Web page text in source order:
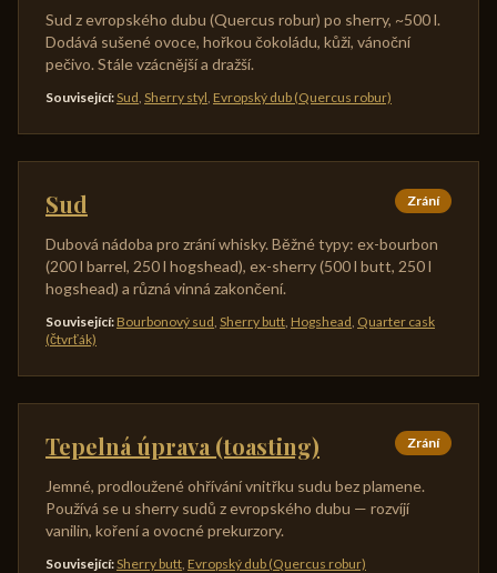
Sud z evropského dubu (Quercus robur) po sherry, ~500 l.
Dodává sušené ovoce, hořkou čokoládu, kůži, vánoční
pečivo. Stále vzácnější a dražší.
Související:Sud, Sherry styl, Evropský dub (Quercus robur)
Sud Zrání
Dubová nádoba pro zrání whisky. Běžné typy: ex-bourbon
(200 l barrel, 250 l hogshead), ex-sherry (500 l butt, 250 l
hogshead) a různá vinná zakončení.
Související: Bourbonový sud, Sherry butt, Hogshead, Quarter cask
(čtvrťák)
Tepelná úprava (toasting) Zrání
Jemné, prodloužené ohřívání vnitřku sudu bez plamene.
Používá se u sherry sudů z evropského dubu — rozvíjí
vanilin, koření a ovocné prekurzory.
Související:Sherry butt, Evropský dub (Quercus robur)